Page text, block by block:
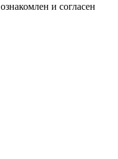
ознакомлен и согласен